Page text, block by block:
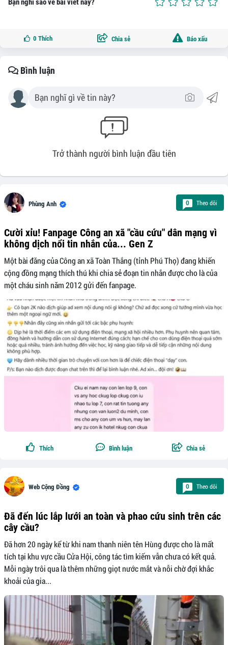
Bạn nghĩ sao về bài viết này?
0 Thích Chia sẻ Báo xấu
Bình luận
Trở thành người bình luận đầu tiên
Phùng Anh 0 Theo dõi
Cười xỉu! Fanpage Công an xã "cầu cứu" dân mạng vì
không dịch nổi tin nhắn của... Gen Z
Một bài đăng của Công an xã Toàn Thắng (tỉnh Phú Thọ) đang khiến
cộng đồng mạng thích thú khi chia sẻ đoạn tin nhắn được cho là của
một cháu sinh năm 2012 gửi đến fanpage.
Thích Bình luận Chia sẻ
Web Cộng Đồng 0 Theo dõi
Đã đến lúc lắp lưới an toàn và phao cứu sinh trên các
cây cầu?
Đã hơn 20 ngày kể từ khi nam thanh niên tên Hùng được cho là mất
tích tại khu vực cầu Cửa Hội, công tác tìm kiếm vẫn chưa có kết quả.
Mỗi ngày trôi qua là thêm những giọt nước mắt và nỗi chờ đợi khắc
khoải của gia...